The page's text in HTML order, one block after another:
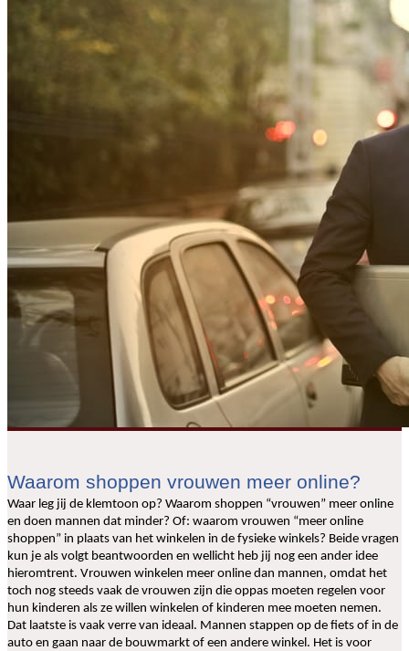
Waarom shoppen vrouwen meer online?
Waar leg jij de klemtoon op? Waarom shoppen “vrouwen” meer online
en doen mannen dat minder? Of: waarom vrouwen “meer online
shoppen” in plaats van het winkelen in de fysieke winkels? Beide vragen
kun je als volgt beantwoorden en wellicht heb jij nog een ander idee
hieromtrent. Vrouwen winkelen meer online dan mannen, omdat het
toch nog steeds vaak de vrouwen zijn die oppas moeten regelen voor
hun kinderen als ze willen winkelen of kinderen mee moeten nemen.
Dat laatste is vaak verre van ideaal. Mannen stappen op de fiets of in de
auto en gaan naar de bouwmarkt of een andere winkel. Het is voor